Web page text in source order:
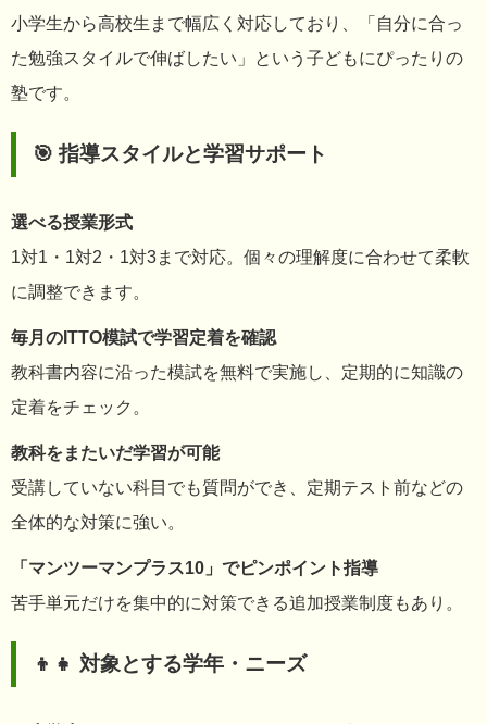
小学生から高校生まで幅広く対応しており、「自分に合っ
た勉強スタイルで伸ばしたい」という子どもにぴったりの
塾です。
🎯 指導スタイルと学習サポート
選べる授業形式
1対1・1対2・1対3まで対応。個々の理解度に合わせて柔軟
に調整できます。
毎月のITTO模試で学習定着を確認
教科書内容に沿った模試を無料で実施し、定期的に知識の
定着をチェック。
教科をまたいだ学習が可能
受講していない科目でも質問ができ、定期テスト前などの
全体的な対策に強い。
「マンツーマンプラス10」でピンポイント指導
苦手単元だけを集中的に対策できる追加授業制度もあり。
👦👧 対象とする学年・ニーズ